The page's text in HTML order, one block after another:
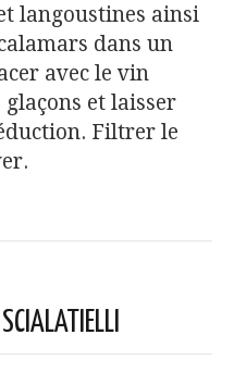
langoustines ainsi
dans un
avec le vin
et laisser
Filtrer le